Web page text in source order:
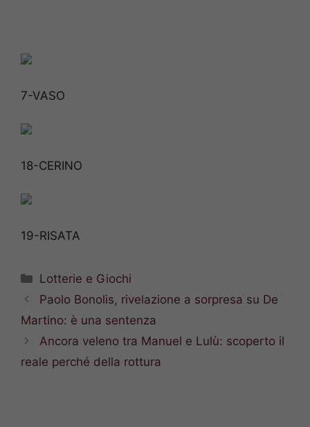
7-VASO
18-CERINO
19-RISATA
Categorie
Lotterie e Giochi
Paolo Bonolis, rivelazione a sorpresa su De
Martino: è una sentenza
Ancora veleno tra Manuel e Lulù: scoperto il
reale perché della rottura